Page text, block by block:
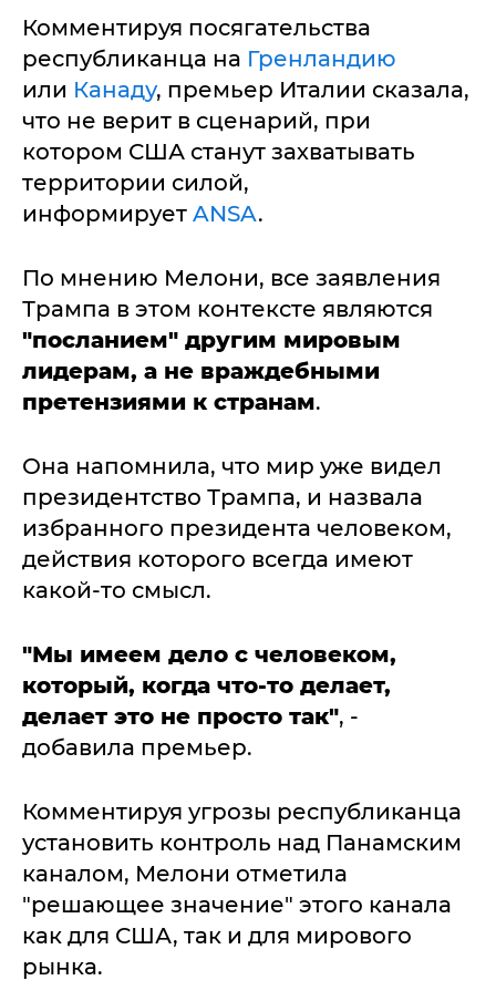
Комментируя посягательства
республиканца на Гренландию
или Канаду, премьер Италии сказала,
что не верит в сценарий, при
котором США станут захватывать
территории силой,
информирует ANSA.
По мнению Мелони, все заявления
Трампа в этом контексте являются
"посланием" другим мировым
лидерам, а не враждебными
претензиями к странам.
Она напомнила, что мир уже видел
президентство Трампа, и назвала
избранного президента человеком,
действия которого всегда имеют
какой-то смысл.
"Мы имеем дело с человеком,
который, когда что-то делает,
делает это не просто так", -
добавила премьер.
Комментируя угрозы республиканца
установить контроль над Панамским
каналом, Мелони отметила
"решающее значение" этого канала
как для США, так и для мирового
рынка.